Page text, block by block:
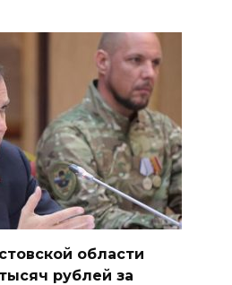
области
рублей за